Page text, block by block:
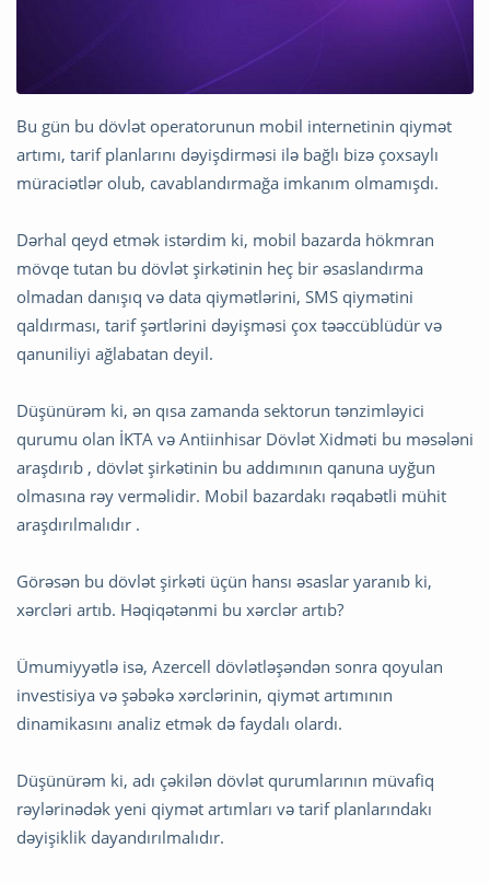
Bu gün bu dövlət operatorunun mobil internetinin qiymət
artımı, tarif planlarını dəyişdirməsi ilə bağlı bizə çoxsaylı
müraciətlər olub, cavablandırmağa imkanım olmamışdı.
Dərhal qeyd etmək istərdim ki, mobil bazarda hökmran
mövqe tutan bu dövlət şirkətinin heç bir əsaslandırma
olmadan danışıq və data qiymətlərini, SMS qiymətini
qaldırması, tarif şərtlərini dəyişməsi çox təəccüblüdür və
qanuniliyi ağlabatan deyil.
Düşünürəm ki, ən qısa zamanda sektorun tənzimləyici
qurumu olan İKTA və Antiinhisar Dövlət Xidməti bu məsələni
araşdırıb , dövlət şirkətinin bu addımının qanuna uyğun
olmasına rəy verməlidir. Mobil bazardakı rəqabətli mühit
araşdırılmalıdır .
Görəsən bu dövlət şirkəti üçün hansı əsaslar yaranıb ki,
xərcləri artıb. Həqiqətənmi bu xərclər artıb?
Ümumiyyətlə isə, Azercell dövlətləşəndən sonra qoyulan
investisiya və şəbəkə xərclərinin, qiymət artımının
dinamikasını analiz etmək də faydalı olardı.
Düşünürəm ki, adı çəkilən dövlət qurumlarının müvafiq
rəylərinədək yeni qiymət artımları və tarif planlarındakı
dəyişiklik dayandırılmalıdır.